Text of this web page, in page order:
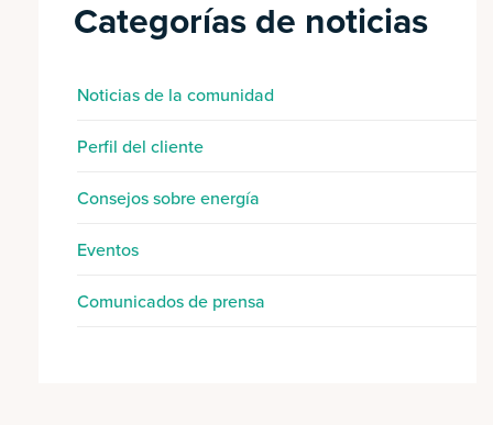
Categorías de noticias
Noticias de la comunidad
Perfil del cliente
Consejos sobre energía
Eventos
Comunicados de prensa